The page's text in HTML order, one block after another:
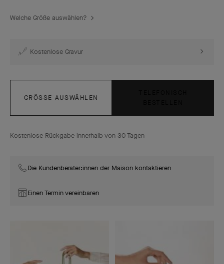
Welche Größe auswählen?
Kostenlose Gravur
GRÖSSE AUSWÄHLEN
Kostenlose Rückgabe innerhalb von 30 Tagen
Die Kundenberater:innen der Maison kontaktieren
Einen Termin vereinbaren